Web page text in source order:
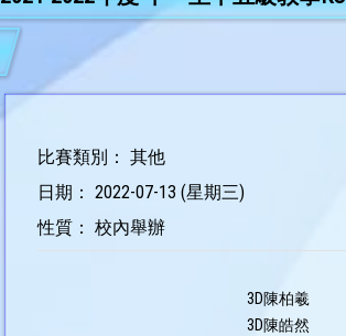
比賽類別： 其他
日期： 2022-07-13 (星期三)
性質： 校內舉辦
3D陳柏羲
3D陳皓然